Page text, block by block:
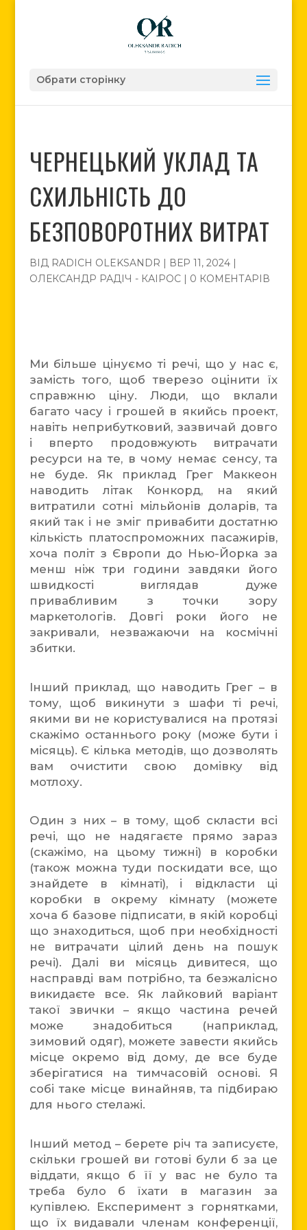
Обрати сторінку
ЧЕРНЕЦЬКИЙ УКЛАД ТА
СХИЛЬНІСТЬ ДО
БЕЗПОВОРОТНИХ ВИТРАТ
ВІД RADICH OLEKSANDR | ВЕР 11, 2024|
ОЛЕКСАНДР РАДІЧ - КАІРОС| 0 КОМЕНТАРІВ
Ми більше цінуємо ті речі, що у нас є,
замість того, щоб тверезо оцінити їх
справжню ціну. Люди, що вклали
багато часу і грошей в якийсь проект,
навіть неприбутковий, зазвичай довго
і вперто продовжують витрачати
ресурси на те, в чому немає сенсу, та
не буде. Як приклад Грег Маккеон
наводить літак Конкорд, на який
витратили сотні мільйонів доларів, та
який так і не зміг привабити достатню
кількість платоспроможних пасажирів,
хоча політ з Європи до Нью-Йорка за
менш ніж три години завдяки його
швидкості виглядав дуже
привабливим з точки зору
маркетологів. Довгі роки його не
закривали, незважаючи на космічні
збитки.
Інший приклад, що наводить Грег – в
тому, щоб викинути з шафи ті речі,
якими ви не користувалися на протязі
скажімо останнього року (може бути і
місяць). Є кілька методів, що дозволять
вам очистити свою домівку від
мотлоху.
Один з них – в тому, щоб скласти всі
речі, що не надягаєте прямо зараз
(скажімо, на цьому тижні) в коробки
(також можна туди поскидати все, що
знайдете в кімнаті), і відкласти ці
коробки в окрему кімнату (можете
хоча б базове підписати, в якій коробці
що знаходиться, щоб при необхідності
не витрачати цілий день на пошук
речі). Далі ви місяць дивитеся, що
насправді вам потрібно, та безжалісно
викидаєте все. Як лайковий варіант
такої звички – якщо частина речей
може знадобиться (наприклад,
зимовий одяг), можете завести якийсь
місце окремо від дому, де все буде
зберігатися на тимчасовій основі. Я
собі таке місце винайняв, та підбираю
для нього стелажі.
Інший метод – берете річ та записуєте,
скільки грошей ви готові були б за це
віддати, якщо б її у вас не було та
треба було б їхати в магазин за
купівлею. Експеримент з горнятками,
що їх видавали членам конференції,